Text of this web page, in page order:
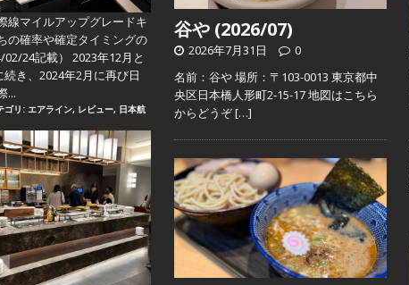
線マイルアップグレードキ
の確率や確定タイミングの
02/24記載） 2023年12月と
続き、2024年2月に再び日
...
ゴリ: エアライン, レビュー, 日本航
谷や (2026/07)
2026年7月31日
0
名前：谷や 場所：〒103-0013 東京都中
央区日本橋人形町2-15-17 地図はこちら
からどうぞ[…]